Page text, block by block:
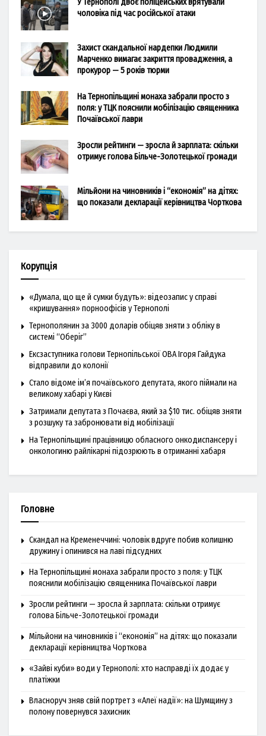
У Тернополі двоє поліцейських врятували
чоловіка під час російської атаки
Захист скандальної нардепки Людмили
Марченко вимагає закриття провадження, а
прокурор — 5 років тюрми
На Тернопільщині монаха забрали просто з
поля: у ТЦК пояснили мобілізацію священника
Почаївської лаври
Зросли рейтинги — зросла й зарплата: скільки
отримує голова Більче-Золотецької громади
Мільйони на чиновників і “економія” на дітях:
що показали декларації керівництва Чорткова
Корупція
«Думала, що ще й сумки будуть»: відеозапис у справі
«кришування» порноофісів у Тернополі
Тернополянин за 3000 доларів обіцяв зняти з обліку в
системі “Оберіг”
Ексзаступника голови Тернопільської ОВА Ігоря Гайдука
відправили до колонії
Стало відоме ім’я почаївського депутата, якого піймали на
великому хабарі у Києві
Затримали депутата з Почаєва, який за $10 тис. обіцяв зняти
з розшуку та забронювати від мобілізації
На Тернопільщині працівницю обласного онкодиспансеру і
онкологиню райлікарні підозрюють в отриманні хабаря
Головне
Скандал на Кременеччині: чоловік вдруге побив колишню
дружину і опинився на лаві підсудних
На Тернопільщині монаха забрали просто з поля: у ТЦК
пояснили мобілізацію священника Почаївської лаври
Зросли рейтинги — зросла й зарплата: скільки отримує
голова Більче-Золотецької громади
Мільйони на чиновників і “економія” на дітях: що показали
декларації керівництва Чорткова
«Зайві куби» води у Тернополі: хто насправді їх додає у
платіжки
Власноруч зняв свій портрет з «Алеї надії»: на Шумщину з
полону повернувся захисник